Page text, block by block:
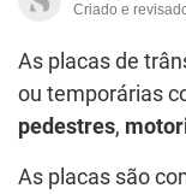
Criado e
As placas de
ou temporárias
pedestres,
As placas são